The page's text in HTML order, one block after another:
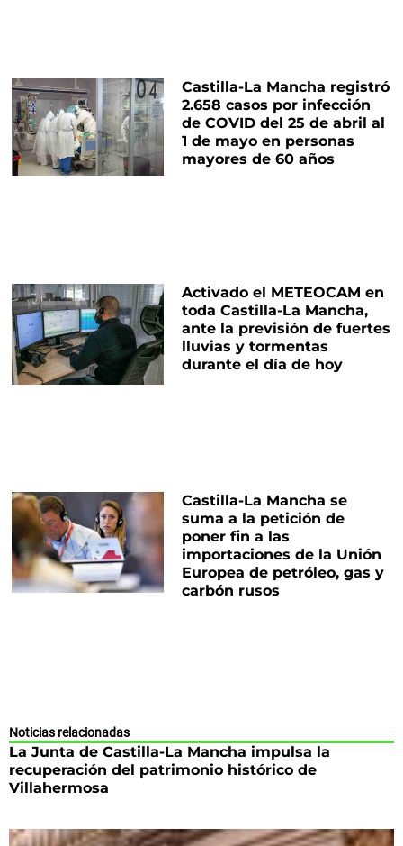
Castilla-La Mancha registró
2.658 casos por infección
de COVID del 25 de abril al
1 de mayo en personas
mayores de 60 años
Activado el METEOCAM en
toda Castilla-La Mancha,
ante la previsión de fuertes
lluvias y tormentas
durante el día de hoy
Castilla-La Mancha se
suma a la petición de
poner fin a las
importaciones de la Unión
Europea de petróleo, gas y
carbón rusos
Noticias relacionadas
La Junta de Castilla-La Mancha impulsa la
recuperación del patrimonio histórico de
Villahermosa